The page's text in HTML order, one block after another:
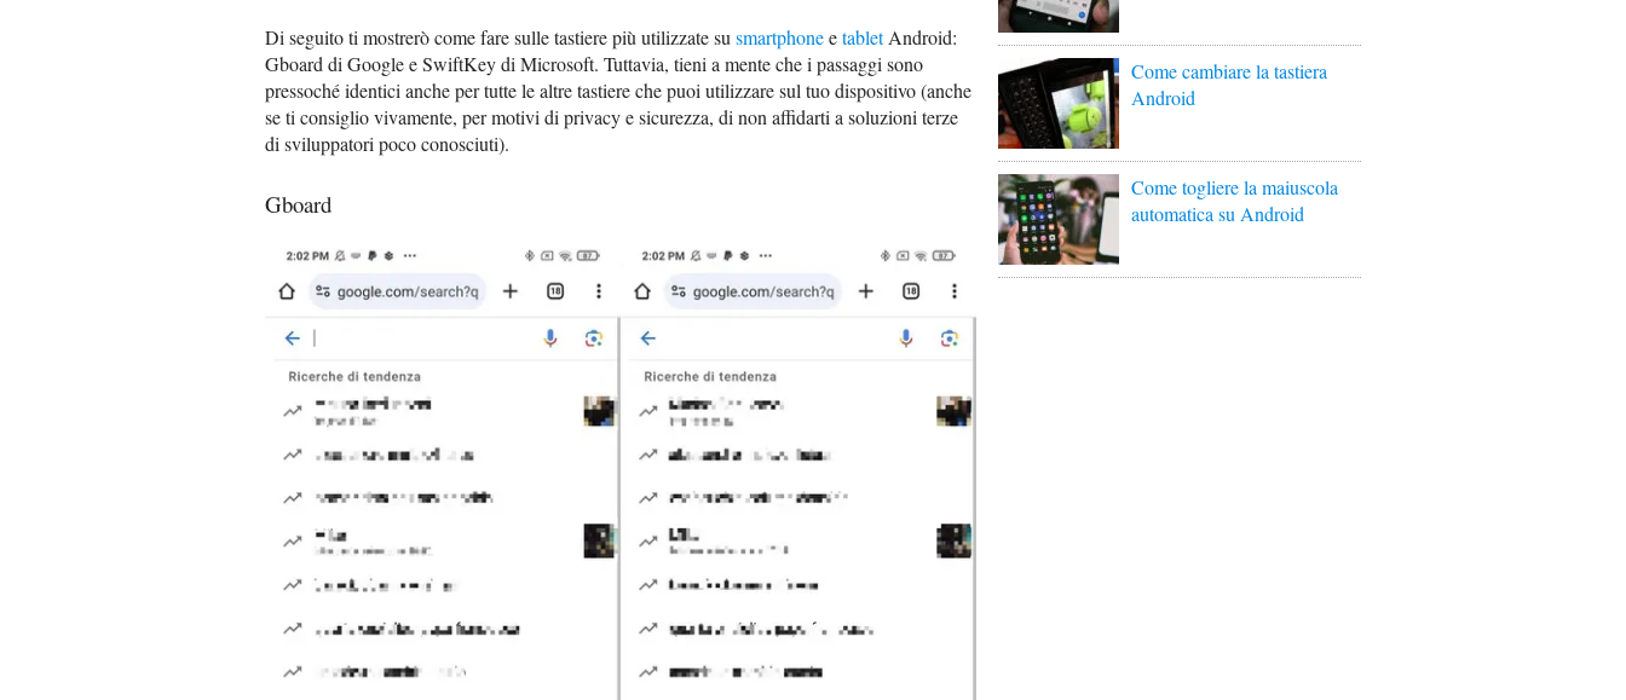
Di seguito ti mostrerò come fare sulle tastiere più utilizzate su smartphoneetabletAndroid:
Gboard di Google e SwiftKey di Microsoft. Tuttavia, tieni a mente che i passaggi sono
pressoché identici anche per tutte le altre tastiere che puoi utilizzare sul tuo dispositivo (anche
se ti consiglio vivamente, per motivi di privacy e sicurezza, di non affidarti a soluzioni terze
di sviluppatori poco conosciuti).
Gboard
Come cambiare la tastiera
Android
Come togliere la maiuscola
automatica su Android